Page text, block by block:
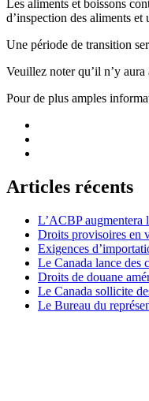
Les aliments et boissons
d’inspection des aliments
Une période de transition
Veuillez noter qu’il n’y
Pour de plus amples
Articles récents
L’ACBP augmentera
Droits provisoires en
Exigences
Le Canada lance des
Droits de douane
Le Canada sollicite
Le Bureau du